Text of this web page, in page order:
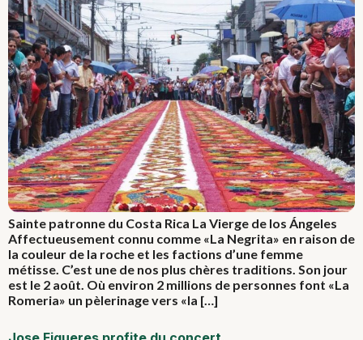
Sainte patronne du Costa Rica La Vierge de los Ángeles
Affectueusement connu comme «La Negrita» en raison de
la couleur de la roche et les factions d’une femme
métisse. C’est une de nos plus chères traditions. Son jour
est le 2 août. Où environ 2 millions de personnes font «La
Romeria» un pèlerinage vers «la […]